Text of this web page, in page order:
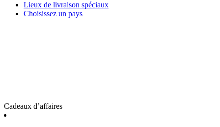
Lieux de livraison spéciaux
Choisissez un pays
Cadeaux d’affaires